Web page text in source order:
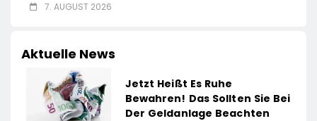
7. AUGUST 2026
Aktuelle News
Jetzt Heißt Es Ruhe
Bewahren! Das Sollten Sie Bei
Der Geldanlage Beachten